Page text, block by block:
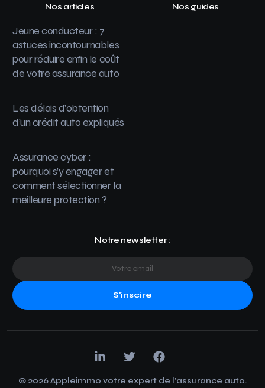
Nos articles
Jeune conducteur : 7
astuces incontournables
pour réduire enfin le coût
de votre assurance auto
Les délais d’obtention
d’un crédit auto expliqués
Assurance cyber :
pourquoi s’y engager et
comment sélectionner la
meilleure protection ?
Nos guides
Notre newsletter :
S'inscire
© 2026 Appleimmo votre expert de l’assurance auto.